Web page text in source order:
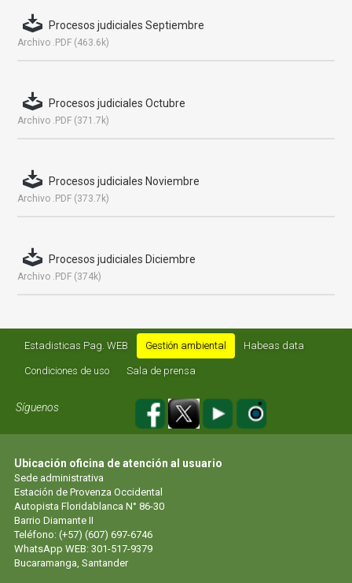
Procesos judiciales Septiembre
Archivo .PDF (463.6k)
Procesos judiciales Octubre
Archivo .PDF (371.7k)
Procesos judiciales Noviembre
Archivo .PDF (373.7k)
Procesos judiciales Diciembre
Archivo .PDF (374k)
Estadisticas Pag. WEB Gestión ambiental Habeas data
Condiciones de uso Sala de prensa
Síguenos
Ubicación oficina de atención al usuario
Sede administrativa
Estación de Provenza Occidental
Autopista Floridablanca N° 86-30
Barrio Diamante II
Teléfono: (+57) (607) 697-6746
WhatsApp WEB: 301-517-9379
Bucaramanga, Santander